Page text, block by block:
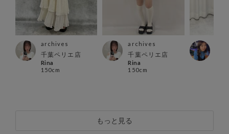
archives
千葉ペリエ店
Rina
150cm
archives
千葉ペリエ店
Rina
150cm
もっと見る